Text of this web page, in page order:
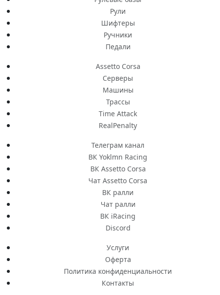
Рули
Шифтеры
Ручники
Педали
Assetto Corsa
Серверы
Машины
Трассы
Time Attack
RealPenalty
Телеграм канал
ВК Yoklmn Racing
ВК Assetto Corsa
Чат Assetto Corsa
ВК ралли
Чат ралли
ВК iRacing
Discord
Услуги
Оферта
Политика конфиденциальности
Контакты